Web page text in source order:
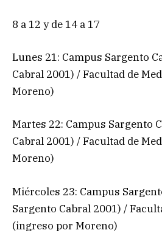
8 a 12 y de 14 a 17
Lunes 21: Campus Sargento
Cabral 2001) / Facultad de
Moreno)
Martes 22: Campus Sargento
Cabral 2001) / Facultad de
Moreno)
Miércoles 23: Campus
Sargento Cabral 2001) /
(ingreso por Moreno)